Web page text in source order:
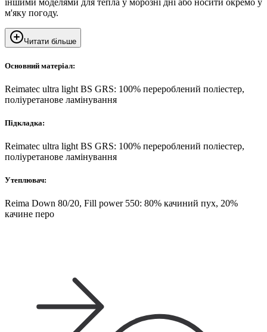
іншими моделями для тепла у морозні дні або носити окремо у
м'яку погоду.
Читати більше
Основний матеріал:
Reimatec ultra light BS GRS: 100% перероблений поліестер,
поліуретанове ламінування
Підкладка:
Reimatec ultra light BS GRS: 100% перероблений поліестер,
поліуретанове ламінування
Утеплювач:
Reima Down 80/20, Fill power 550: 80% качиний пух, 20%
качине перо